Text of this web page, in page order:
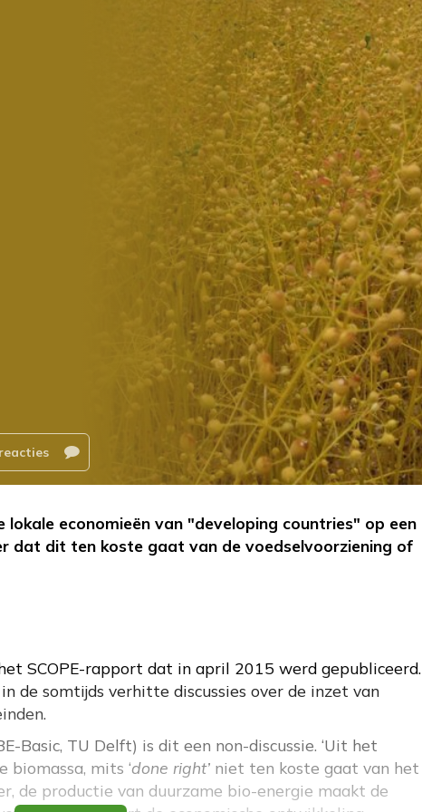
lokale economieën van "developing countries" op een
dat dit ten koste gaat van de voedselvoorziening of
het SCOPE-rapport dat in april 2015 werd gepubliceerd.
de somtijds verhitte discussies over de inzet van
Basic, TU Delft) is dit een non-discussie. ‘Uit het
mits ‘done right’ niet ten koste gaat van het
de productie van duurzame bio-energie maakt de